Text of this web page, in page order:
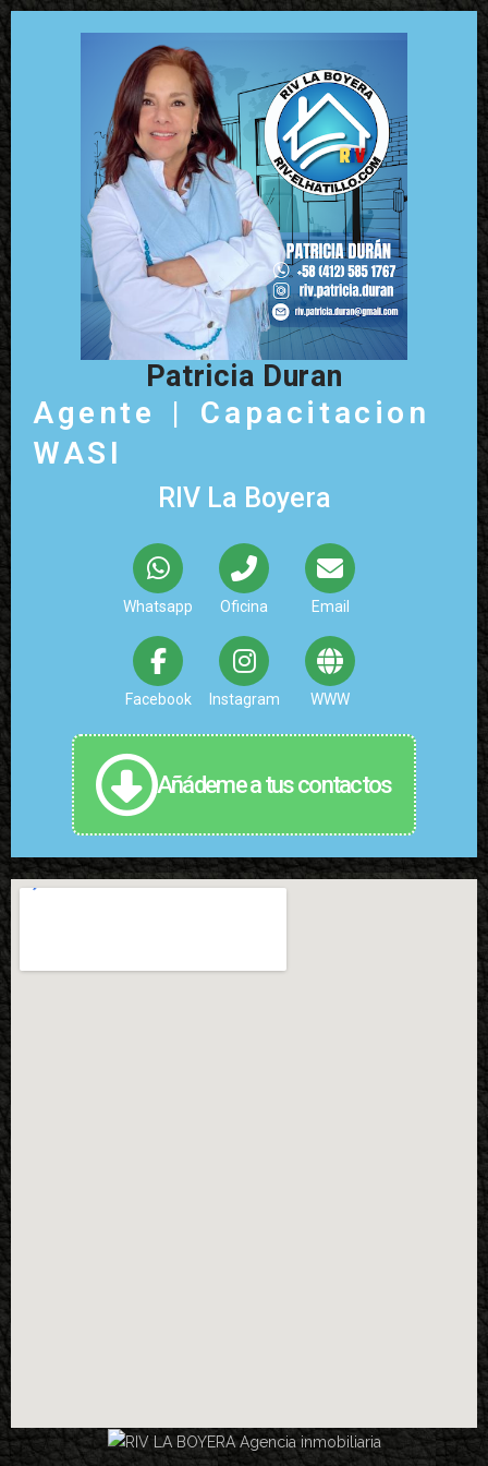
Patricia Duran
Agente | Capacitacion
WASI
RIV La Boyera
Whatsapp Oficina Email
Facebook Instagram WWW
Añádeme a tus contactos